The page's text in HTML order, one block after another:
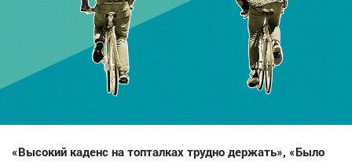
«Высокий каденс на топталках трудно держать», «Было